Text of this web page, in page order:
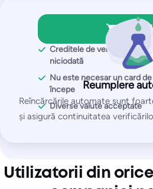
Creditele de verificare prin
niciodată
Nu este necesar un card
începe
Diverse valute acceptate
Cu planul Pro, veți primi:
Teste de plasare în Inbox
Teste ale listei de blocare a IP-
Teste SPF și DKIM
Test DMARC
Test SpamAssassin
Reumplere
Reîncărcările automate sunt
și asigură continuitatea
Utilizatorii din